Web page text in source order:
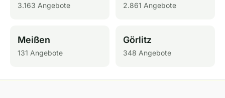
3.163 Angebote 2.861 Angebote
Meißen
131 Angebote
Görlitz
348 Angebote